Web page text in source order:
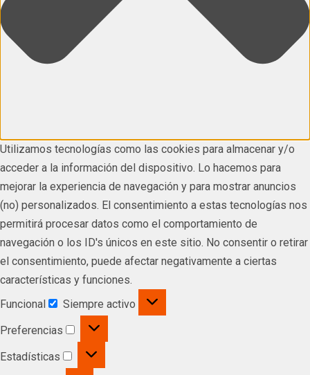
Utilizamos tecnologías como las cookies para almacenar y/o
acceder a la información del dispositivo. Lo hacemos para
mejorar la experiencia de navegación y para mostrar anuncios
(no) personalizados. El consentimiento a estas tecnologías nos
permitirá procesar datos como el comportamiento de
navegación o los ID's únicos en este sitio. No consentir o retirar
el consentimiento, puede afectar negativamente a ciertas
características y funciones.
Funcional
Siempre activo
Preferencias
Estadísticas